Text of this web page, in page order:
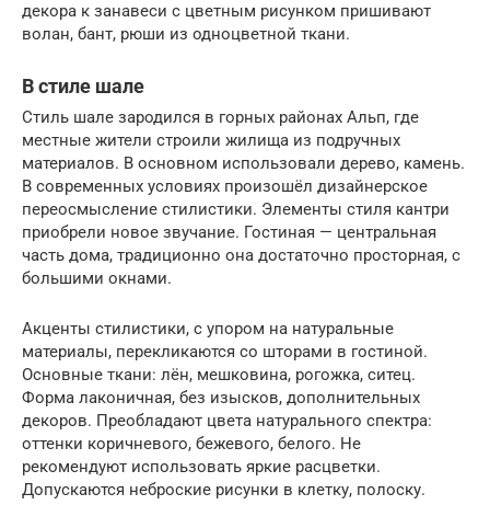
декора к занавеси с цветным рисунком пришивают
волан, бант, рюши из одноцветной ткани.
В стиле шале
Стиль шале зародился в горных районах Альп, где
местные жители строили жилища из подручных
материалов. В основном использовали дерево, камень.
В современных условиях произошёл дизайнерское
переосмысление стилистики. Элементы стиля кантри
приобрели новое звучание. Гостиная — центральная
часть дома, традиционно она достаточно просторная, с
большими окнами.
Акценты стилистики, с упором на натуральные
материалы, перекликаются со шторами в гостиной.
Основные ткани: лён, мешковина, рогожка, ситец.
Форма лаконичная, без изысков, дополнительных
декоров. Преобладают цвета натурального спектра:
оттенки коричневого, бежевого, белого. Не
рекомендуют использовать яркие расцветки.
Допускаются неброские рисунки в клетку, полоску.